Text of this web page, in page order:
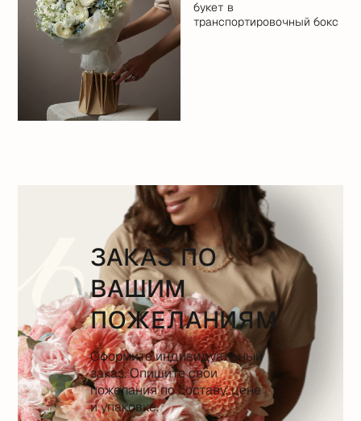
букет в
транспортировочный бокс
ЗАКАЗ ПО
ВАШИМ
ПОЖЕЛАНИЯМ
Оформите индивидуальный
заказ. Опишите свои
пожелания по составу, цене
и упаковке.